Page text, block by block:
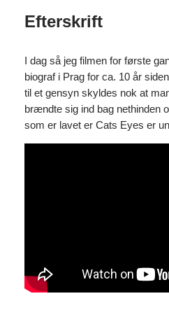
Efterskrift
I dag så jeg filmen for første
biograf i Prag for ca. 10 år
til et gensyn skyldes nok at
brændte sig ind bag nethinden
som er lavet er Cats Eyes er